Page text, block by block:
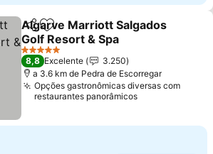
PartilharAdicionar aos favoritos
Algarve Marriott Salgados
Golf Resort & Spa
Ver preços
5 Estrelas
8,8 Excelente
3.250
a 3.6 km de Pedra de Escorregar
Opções gastronômicas diversas com
restaurantes panorâmicos